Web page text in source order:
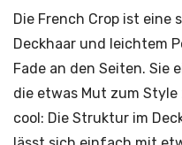
Die French Crop ist eine
Deckhaar und leichtem
Fade an den Seiten.
die etwas Mut zum
cool: Die Struktur im